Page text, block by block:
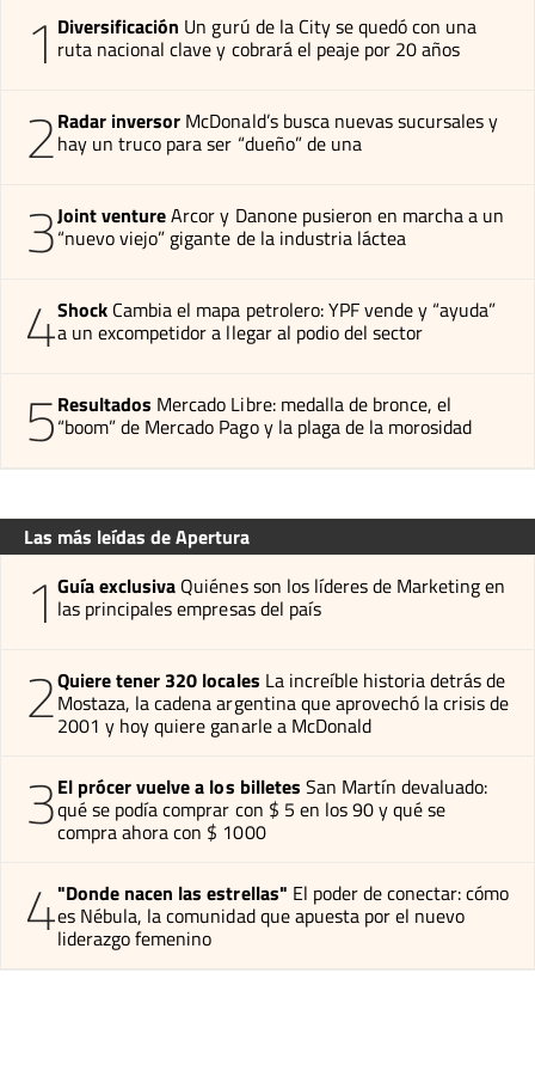
1 Diversificación Un gurú de la City se quedó con una
ruta nacional clave y cobrará el peaje por 20 años
2Radar inversor McDonald’s busca nuevas sucursales y
hay un truco para ser “dueño” de una
3Joint ventureArcor y Danone pusieron en marcha a un
“nuevo viejo” gigante de la industria láctea
4Shock Cambia el mapa petrolero: YPF vende y “ayuda”
a un excompetidor a llegar al podio del sector
5Resultados Mercado Libre: medalla de bronce, el
“boom” de Mercado Pago y la plaga de la morosidad
Las más leídas de Apertura
1 Guía exclusiva Quiénes son los líderes de Marketing en
las principales empresas del país
2Quiere tener 320 locales La increíble historia detrás de
Mostaza, la cadena argentina que aprovechó la crisis de
2001 y hoy quiere ganarle a McDonald
3El prócer vuelve a los billetes San Martín devaluado:
qué se podía comprar con $ 5 en los 90 y qué se
compra ahora con $ 1000
4"Donde nacen las estrellas" El poder de conectar: cómo
es Nébula, la comunidad que apuesta por el nuevo
liderazgo femenino